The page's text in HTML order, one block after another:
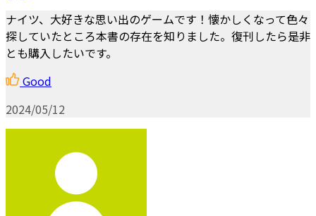
ナイツ、大好きな思い出のゲームです！懐かしくなって色々
探していたところ本書の存在を知りました。復刊したら是非
とも購入したいです。
Good
2024/05/12